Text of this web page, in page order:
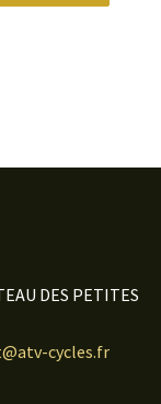
DES PETITES
cycles.fr